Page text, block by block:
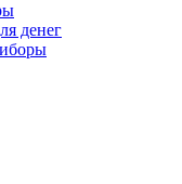
денег